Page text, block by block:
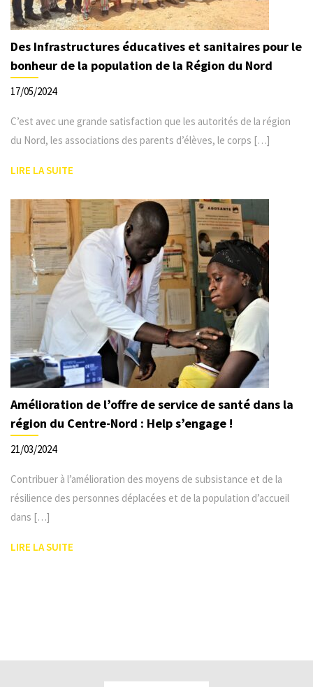
Des Infrastructures éducatives et sanitaires pour le
bonheur de la population de la Région du Nord
17/05/2024
C’est avec une grande satisfaction que les autorités de la région
du Nord, les associations des parents d’élèves, le corps […]
LIRE LA SUITE
Amélioration de l’offre de service de santé dans la
région du Centre-Nord : Help s’engage !
21/03/2024
Contribuer à l’amélioration des moyens de subsistance et de la
résilience des personnes déplacées et de la population d’accueil
dans […]
LIRE LA SUITE